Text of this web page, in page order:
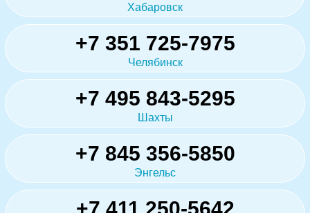
Хабаровск
+7 351 725-7975
Челябинск
+7 495 843-5295
Шахты
+7 845 356-5850
Энгельс
+7 411 250-5642